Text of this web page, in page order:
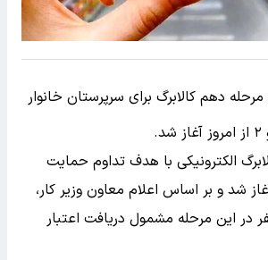
مرحله دهم کالابرگ برای سرپرستان خانوار
الکترونیکی با هدف تداوم حمایت
شد و بر اساس اعلام معاون وزیر کار،
نفر در این مرحله مشمول دریافت اعتبار